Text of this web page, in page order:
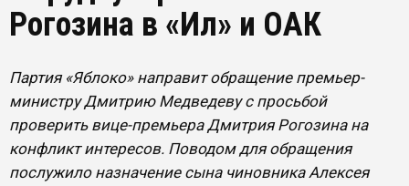
Рогозина в «Ил» и ОАК
Партия «Яблоко» направит обращение премьер-
министру Дмитрию Медведеву с просьбой
проверить вице-премьера Дмитрия Рогозина на
конфликт интересов. Поводом для обращения
послужило назначение сына чиновника Алексея